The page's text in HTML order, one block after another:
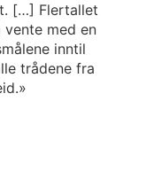
[…] Flertallet
med en
inntil
trådene fra